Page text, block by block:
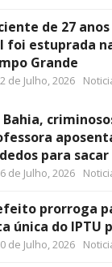
de 27
foi estuprada
Grande
de Julho, 2026
Bahia,
para
de Julho, 2026
prorroga
única do IPTU
de Julho, 2026